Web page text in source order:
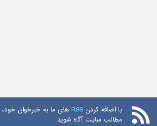
با اضافه کردن RSS های ما به خبرخوان خود،
مطالب سایت آگاه شوید